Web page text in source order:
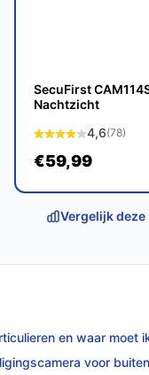
voor iedereen die
zijn geavanceerde
die jouw woning
SecuFirst
Nachtzicht
4,6(78)
€59,99
Vergelijk
en waar moet
voor